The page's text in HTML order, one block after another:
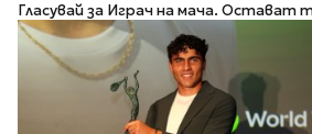
Гласувай за Играч на мача. Остават